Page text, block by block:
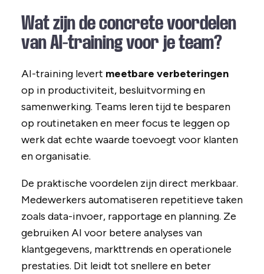
Wat zijn de concrete voordelen
van AI-training voor je team?
AI-training levert meetbare verbeteringen
op in productiviteit, besluitvorming en
samenwerking. Teams leren tijd te besparen
op routinetaken en meer focus te leggen op
werk dat echte waarde toevoegt voor klanten
en organisatie.
De praktische voordelen zijn direct merkbaar.
Medewerkers automatiseren repetitieve taken
zoals data-invoer, rapportage en planning. Ze
gebruiken AI voor betere analyses van
klantgegevens, markttrends en operationele
prestaties. Dit leidt tot snellere en beter